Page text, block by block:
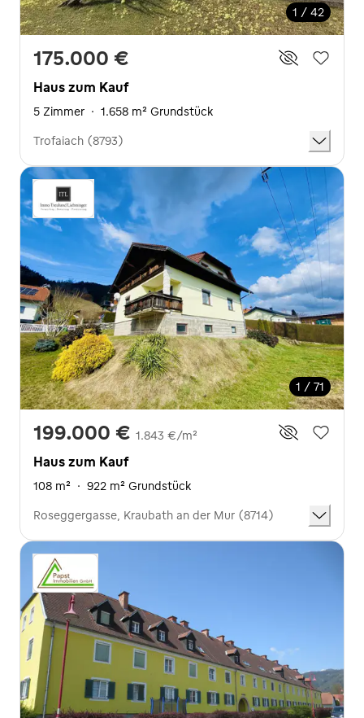
1 / 42
175.000 €
Haus zum Kauf
5 Zimmer · 1.658 m² Grundstück
Trofaiach (8793)
1 / 71
199.000 € 1.843 €/m²
Haus zum Kauf
108 m² · 922 m² Grundstück
Roseggergasse, Kraubath an der Mur (8714)